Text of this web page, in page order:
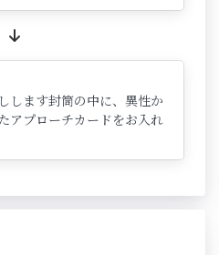
します封筒の中に、異性か
アプローチカードをお入れ